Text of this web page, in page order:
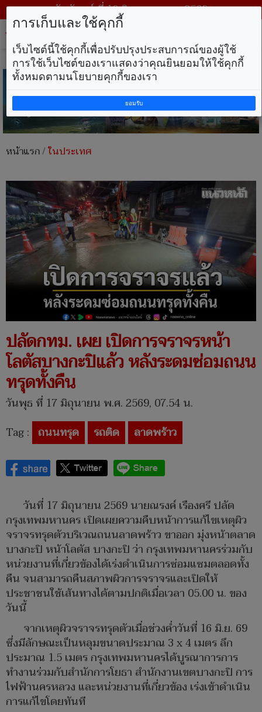
วันจันทร์ ที่ 10 สิงหาคม พ.ศ. 2569
หน้าแรก/ในประเทศ
ปลัดกทม. เผย เปิดการจราจรหน้า
โลตัสบางกะปิแล้ว หลังระดมซ่อมถนน
ทรุดทั้งคืน
วันพุธ ที่ 17 มิถุนายน พ.ศ. 2569, 07.54 น.
Tag : ถนนทรุด รถติด ลาดพร้าว
วันที่ 17 มิถุนายน 2569 นายณรงค์ เรืองศรี ปลัด
กรุงเทพมหานคร เปิดเผยความคืบหน้าการแก้ไขเหตุผิว
จราจรทรุดตัวบริเวณถนนลาดพร้าว ขาออก มุ่งหน้าตลาด
บางกะปิ หน้าโลตัส บางกะปิ ว่า กรุงเทพมหานครร่วมกับ
หน่วยงานที่เกี่ยวข้องได้เร่งดำเนินการซ่อมแซมตลอดทั้ง
คืน จนสามารถคืนสภาพผิวการจราจรและเปิดให้
ประชาชนใช้เส้นทางได้ตามปกติเมื่อเวลา 05.00 น. ของ
วันนี้
จากเหตุผิวจราจรทรุดตัวเมื่อช่วงค่ำวันที่ 16 มิ.ย. 69
ซึ่งมีลักษณะเป็นหลุมขนาดประมาณ 3 x 4 เมตร ลึก
ประมาณ 1.5 เมตร กรุงเทพมหานครได้บูรณาการการ
ทำงานร่วมกับสำนักการโยธา สำนักงานเขตบางกะปิ การ
ไฟฟ้านครหลวง และหน่วยงานที่เกี่ยวข้อง เร่งเข้าดำเนิน
การแก้ไขโดยทันที
การเก็บและใช้คุกกี้
เว็บไซต์นี้ใช้คุกกี้เพื่อปรับปรุงประสบการณ์ของผู้ใช้
การใช้เว็บไซต์ของเราแสดงว่าคุณยินยอมให้ใช้คุกกี้
ทั้งหมดตามนโยบายคุกกี้ของเรา
ยอมรับ